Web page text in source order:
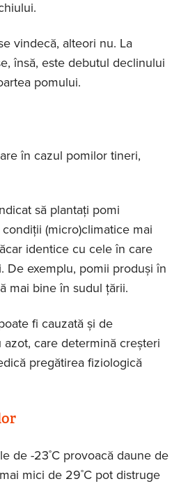
vindecă, alteori nu. La
însă, este debutul declinului
pomului.
în cazul pomilor tineri,
să plantați pomi
(micro)climatice mai
identice cu cele în care
De exemplu, pomii produși în
mai bine în sudul țării.
fi cauzată și de
care determină creșteri
pregătirea fiziologică
de -23˚C provoacă daune de
mici de 29˚C pot distruge